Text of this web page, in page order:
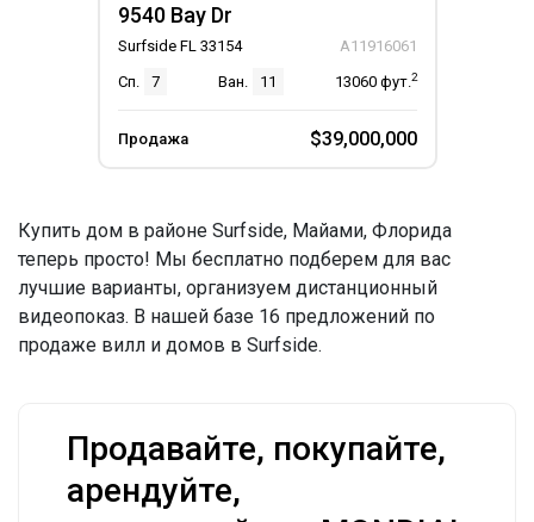
9540 Bay Dr
Surfside FL 33154
A11916061
Сп.
7 Ван. 11 13060 фут.2
Продажа $39,000,000
Купить дом в районе Surfside, Майами, Флорида
теперь просто! Мы бесплатно подберем для вас
лучшие варианты, организуем дистанционный
видеопоказ. В нашей базе 16 предложений по
продаже вилл и домов в Surfside.
Продавайте, покупайте,
арендуйте,